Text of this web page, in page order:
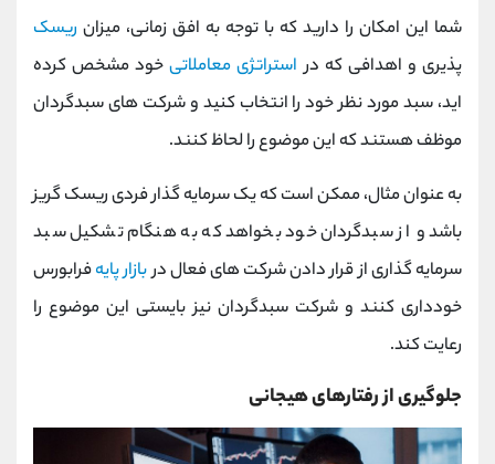
شما این امکان را دارید که با توجه به افق زمانی، میزان ریسک
پذیری و اهدافی که در استراتژی معاملاتیخود مشخص کرده
اید، سبد مورد نظر خود را انتخاب کنید و شرکت های سبدگردان
موظف هستند که این موضوع را لحاظ کنند.
به عنوان مثال، ممکن است که یک سرمایه گذار فردی ریسک گریز
باشد و از سبدگردان خود بخواهد که به هنگام تشکیل سبد
سرمایه گذاری از قرار دادن شرکت های فعال دربازار پایهفرابورس
خودداری کنند و شرکت سبدگردان نیز بایستی این موضوع را
رعایت کند.
جلوگیری از رفتارهای هیجانی